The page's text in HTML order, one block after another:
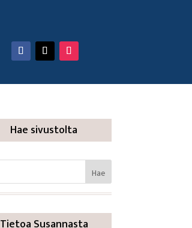
Hae sivustolta